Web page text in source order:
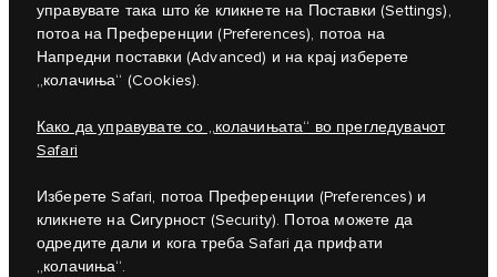
управувате така што ќе кликнете на Поставки (Settings),
потоа на Преференции (Preferences), потоа на
Напредни поставки (Advanced) и на крај изберете
„колачиња“ (Cookies).
Како да управувате со „колачињата“ во прегледувачот
Safari
Изберете Safari, потоа Преференции (Preferences) и
кликнете на Сигурност (Security). Потоа можете да
одредите дали и кога треба Safari да прифати
„колачиња“.